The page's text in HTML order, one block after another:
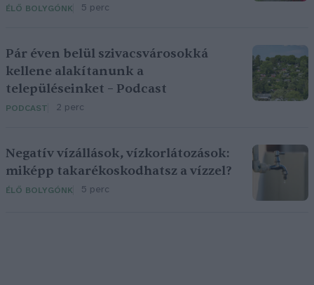
ÉLŐ BOLYGÓNK 5 perc
Pár éven belül szivacsvárosokká
kellene alakítanunk a
településeinket – Podcast
PODCAST 2 perc
Negatív vízállások, vízkorlátozások:
miképp takarékoskodhatsz a vízzel?
ÉLŐ BOLYGÓNK 5 perc